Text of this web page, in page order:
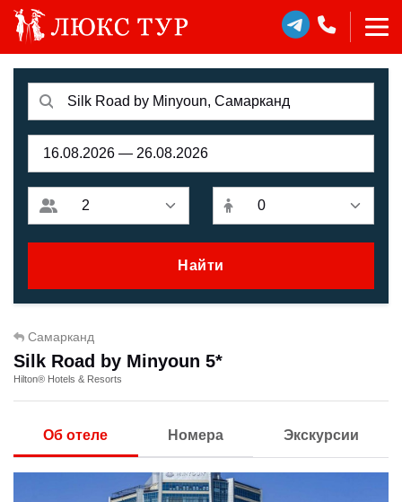
Найти
Самарканд
Silk Road by Minyoun 5*
Hilton® Hotels & Resorts
Об отеле Номера Экскурсии